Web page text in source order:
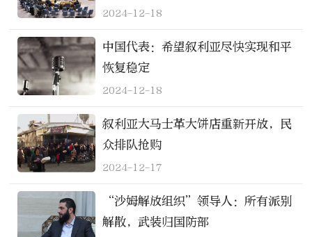
2024-12-18
中国代表：希望叙利亚尽快实现和平
恢复稳定
2024-12-18
叙利亚大马士革大饼店重新开放，民
众排队抢购
2024-12-17
“沙姆解放组织”领导人：所有派别
解散，武装归国防部